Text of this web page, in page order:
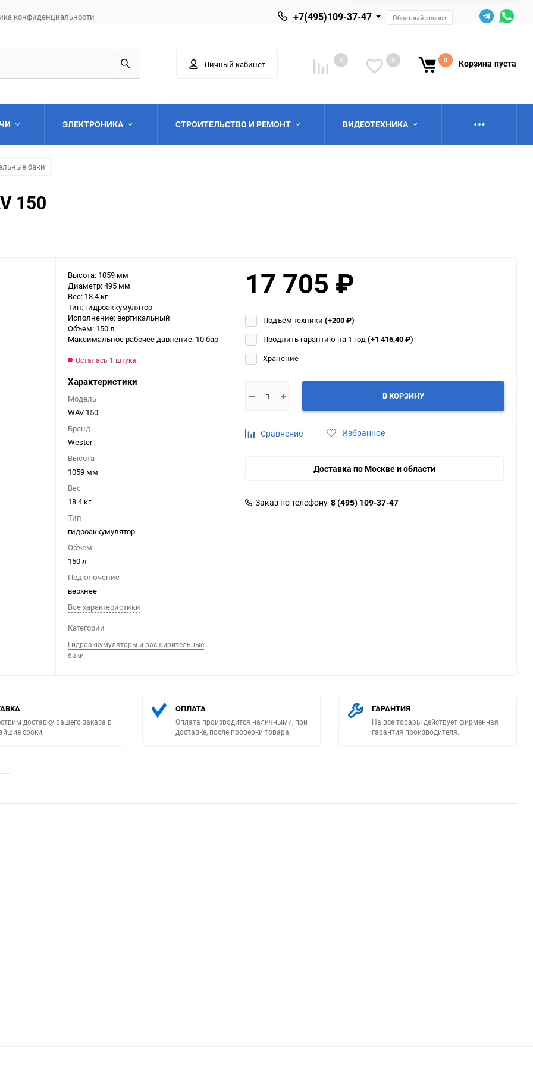
конфиденциальности +7(495)109-37-47 Обратный звонок
Личный кабинет 0 0 0 Корзина пуста
Выберите категорию
Выберите категорию
ЭЛЕКТРОНИКА СТРОИТЕЛЬСТВО И РЕМОНТ
Выберите категорию
ВИДЕОТЕХНИКА
баки
150
Высота: 1059 мм
Диаметр: 495 мм
Вес: 18.4 кг
Тип: гидроаккумулятор
Исполнение: вертикальный
Объем: 150 л
Максимальное рабочее давление: 10 бар
Осталась 1 штука
Характеристики
Модель
WAV 150
Бренд
Wester
Высота
1059 мм
Вес
18.4 кг
Тип
гидроаккумулятор
Объем
150 л
Подключение
верхнее
Все характеристики
Категории
Гидроаккумуляторы и расширительные
баки
17 705 ₽
Подъём техники (+200₽)
Продлить гарантию на 1 год(+1 416,40₽)
Хранение
В КОРЗИНУ
Сравнение Избранное
Доставка по Москве и области
Заказ по телефону 8 (495) 109-37-47
доставку вашего заказа в
сроки.
ОПЛАТА
Оплата производится наличными, при
доставке, после проверки товара.
ГАРАНТИЯ
На все товары действует фирменная
гарантия производителя.